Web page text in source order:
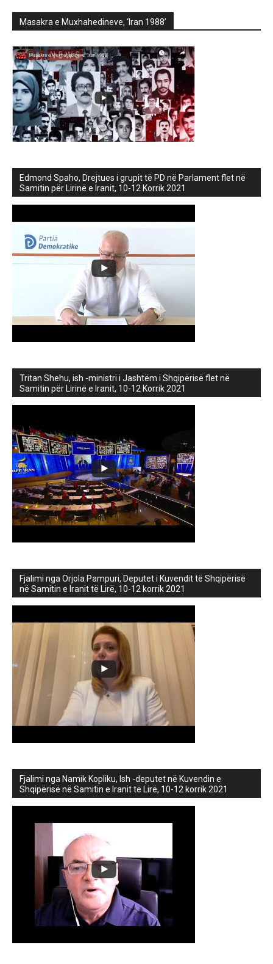
Masakra e Muxhahedineve, ‘Iran 1988’
Edmond Spaho, Drejtues i grupit të PD në Parlament flet në
Samitin për Lirinë e Iranit, 10-12 Korrik 2021
Tritan Shehu, ish -ministri i Jashtëm i Shqipërisë flet në
Samitin për Lirinë e Iranit, 10-12 Korrik 2021
Fjalimi nga Orjola Pampuri, Deputet i Kuvendit të Shqipërisë
në Samitin e Iranit të Lirë, 10-12 korrik 2021
Fjalimi nga Namik Kopliku, Ish -deputet në Kuvendin e
Shqipërisë në Samitin e Iranit të Lirë, 10-12 korrik 2021